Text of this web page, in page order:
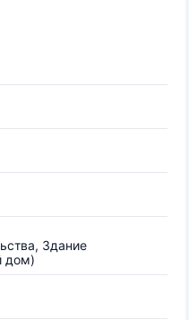
Здание
дом)